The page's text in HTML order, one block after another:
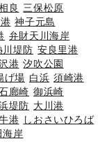
良 三保松原
神子元島
弁財天川海岸
川堤防 安良里港
港 汐吹公園
げ場 白浜 須崎港
廊崎 御浜崎
堤防 大川港
港 しおさいひろば
海岸